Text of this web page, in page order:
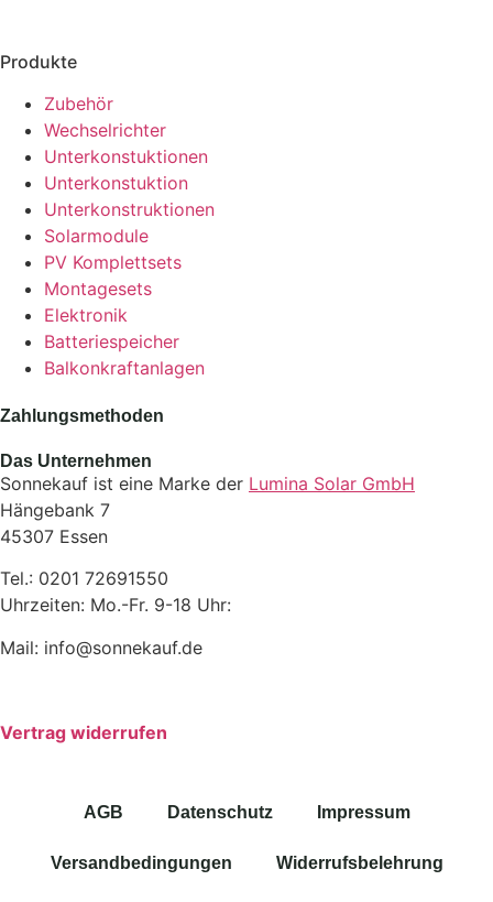
Produkte
Zubehör
Wechselrichter
Unterkonstuktionen
Unterkonstuktion
Unterkonstruktionen
Solarmodule
PV Komplettsets
Montagesets
Elektronik
Batteriespeicher
Balkonkraftanlagen
Zahlungsmethoden
Das Unternehmen
Sonnekauf ist eine Marke der Lumina Solar GmbH
Hängebank 7
45307 Essen
Tel.: 0201 72691550
Uhrzeiten: Mo.-Fr. 9-18 Uhr:
Mail: info@sonnekauf.de
Vertrag widerrufen
AGB Datenschutz Impressum
Versandbedingungen Widerrufsbelehrung